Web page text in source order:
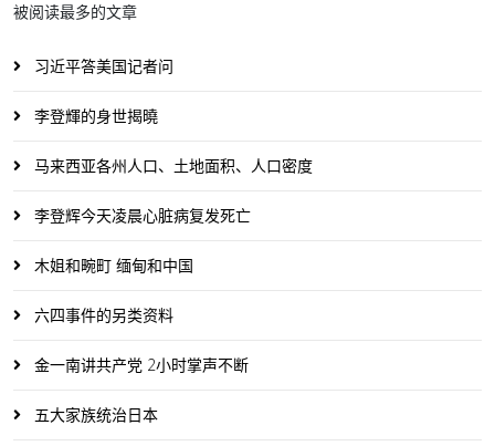
被阅读最多的文章
习近平答美国记者问
李登輝的身世揭曉
马来西亚各州人口、土地面积、人口密度
李登辉今天凌晨心脏病复发死亡
木姐和畹町 缅甸和中国
六四事件的另类资料
金一南讲共产党 2小时掌声不断
五大家族统治日本